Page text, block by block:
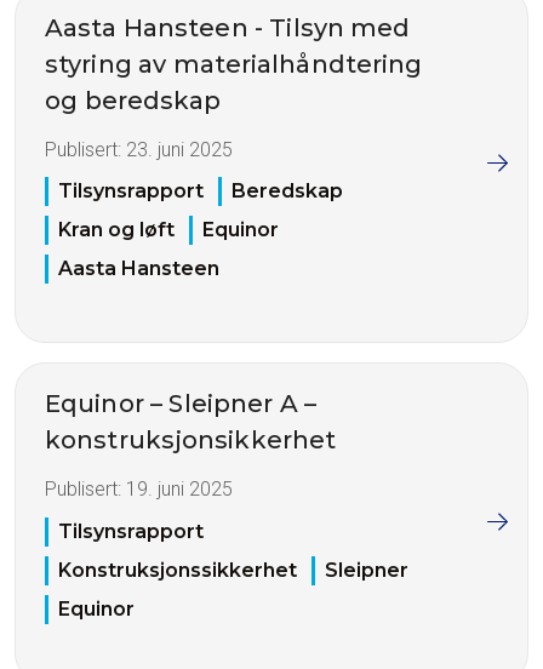
Aasta Hansteen - Tilsyn med
styring av materialhåndtering
og beredskap
Publisert: 23. juni 2025
Tilsynsrapport
Beredskap
Kran og løft
Equinor
Aasta Hansteen
Equinor – Sleipner A –
konstruksjonsikkerhet
Publisert: 19. juni 2025
Tilsynsrapport
Konstruksjonssikkerhet
Sleipner
Equinor